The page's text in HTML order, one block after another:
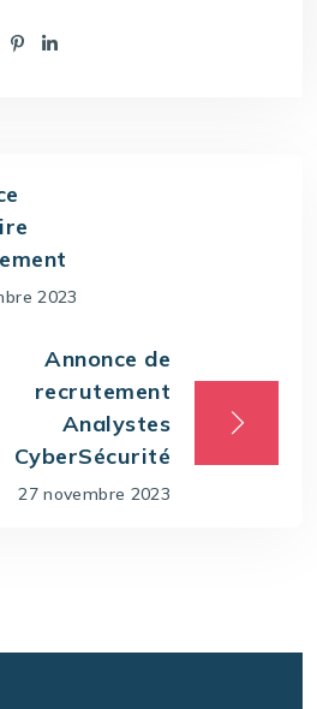
2023
Annonce de
recrutement
Analystes
CyberSécurité
27 novembre 2023